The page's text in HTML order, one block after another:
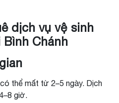
dịch vụ vệ sinh
Chánh
thể mất từ 2–5 ngày. Dịch
giờ.